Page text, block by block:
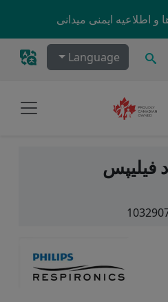
و اطلاعیه ایمنی میدانی
جستجوLanguage
فیلیپس